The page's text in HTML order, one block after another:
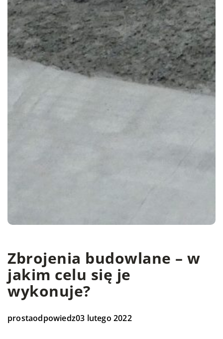
Zbrojenia budowlane – w
jakim celu się je
wykonuje?
prostaodpowiedz03 lutego 2022